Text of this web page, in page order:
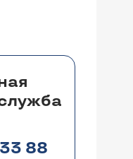
88